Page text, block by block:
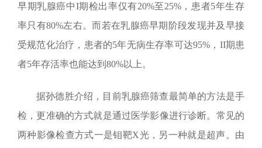
早期乳腺癌中I期检出率仅有20%至25%，患者5年生存
率只有80%左右。而若在乳腺癌早期阶段发现并及早接
受规范化治疗，患者的5年无病生存率可达95% ， II期患
者5年存活率也能达到 80%以上。
据孙德胜介绍，目前乳腺癌筛查最简单的方法是手
检，更准确的方式就是通过医学影像进行诊断。常见的
两种影像检查方式一是钼靶X光，另一种就是超声。由